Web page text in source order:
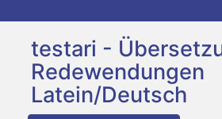
testari -
Redewendungen
Latein/Deutsch